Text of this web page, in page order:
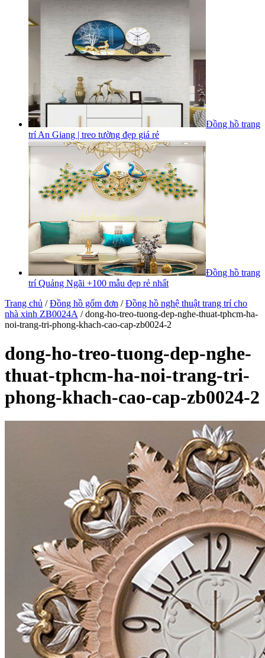
Đồng hồ trang
trí An Giang | treo tường đẹp giá rẻ
Đồng hồ trang
trí Quảng Ngãi +100 mẫu đẹp rẻ nhất
Trang chủ /Đồng hồ gốm đơn /Đồng hồ nghệ thuật trang trí cho
nhà xinh ZB0024A / dong-ho-treo-tuong-dep-nghe-thuat-tphcm-ha-
noi-trang-tri-phong-khach-cao-cap-zb0024-2
dong-ho-treo-tuong-dep-nghe-
thuat-tphcm-ha-noi-trang-tri-
phong-khach-cao-cap-zb0024-2